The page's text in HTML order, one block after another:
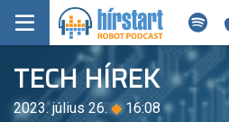
KEZDŐLAP
FRISS HÍREK
TECH HÍREK
2023. július 26. ◆ 16:08